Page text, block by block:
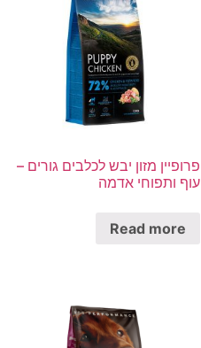
פרופיין מזון יבש לכלבים גורים –
עוף ותפוחי אדמה
Read more